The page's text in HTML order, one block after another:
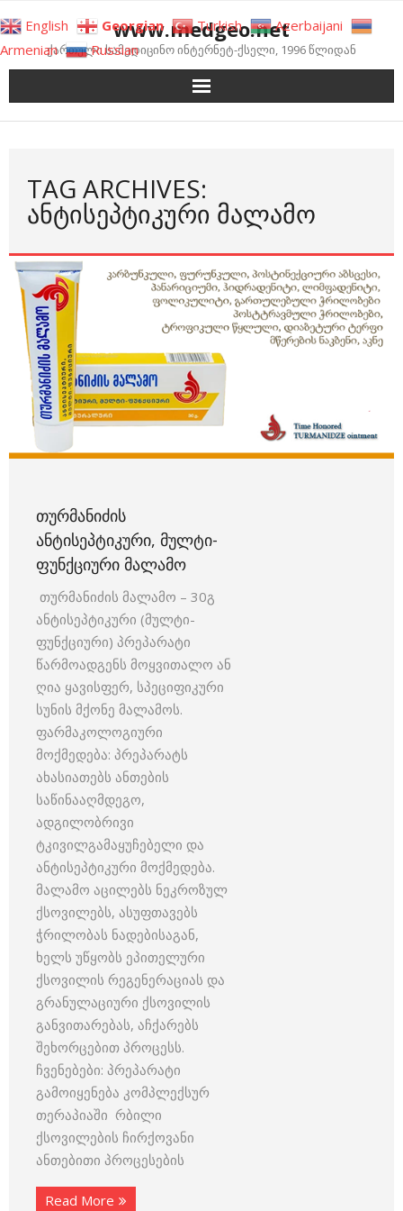
to
content
www.medgeo.net
ქართული სამედიცინო ინტერნეტ-ქსელი, 1996 წლიდან
TAG ARCHIVES:
ᲐᲜᲢᲘᲡᲔᲞᲢᲘᲙᲣᲠᲘ ᲛᲐᲚᲐᲛᲝ
ᲗᲣᲠᲛᲐᲜᲘᲫᲘᲡ
ᲐᲜᲢᲘᲡᲔᲞᲢᲘᲙᲣᲠᲘ, ᲛᲣᲚᲢᲘ-
ᲤᲣᲜᲥᲪᲘᲣᲠᲘ ᲛᲐᲚᲐᲛᲝ
თურმანიძის მალამო – 30გ
ანტისეპტიკური (მულტი-
ფუნქციური) პრეპარატი
წარმოადგენს მოყვითალო ან
ღია ყავისფერ, სპეციფიკური
სუნის მქონე მალამოს.
ფარმაკოლოგიური
მოქმედება: პრეპარატს
ახასიათებს ანთების
საწინააღმდეგო,
ადგილობრივი
ტკივილგამაყუჩებელი და
ანტისეპტიკური მოქმედება.
მალამო აცილებს ნეკროზულ
ქსოვილებს, ასუფთავებს
ჭრილობას ნადებისაგან,
ხელს უწყობს ეპითელური
ქსოვილის რეგენერაციას და
გრანულაციური ქსოვილის
განვითარებას, აჩქარებს
შეხორცებით პროცესს.
ჩვენებები: პრეპარატი
გამოიყენება კომპლექსურ
თერაპიაში რბილი
ქსოვილების ჩირქოვანი
ანთებითი პროცესების
Read More
English Georgian Turkish
Azerbaijani
Armenian
Russian